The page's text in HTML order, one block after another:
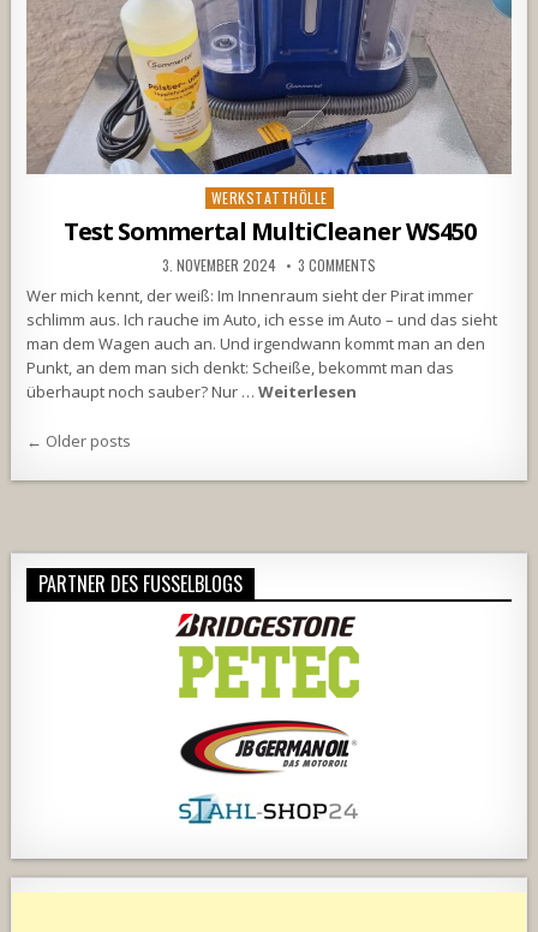
Posted
in
WERKSTATTHÖLLE
Test Sommertal MultiCleaner WS450
3. NOVEMBER 2024 3 COMMENTS
Wer mich kennt, der weiß: Im Innenraum sieht der Pirat immer
schlimm aus. Ich rauche im Auto, ich esse im Auto – und das sieht
man dem Wagen auch an. Und irgendwann kommt man an den
Punkt, an dem man sich denkt: Scheiße, bekommt man das
überhaupt noch sauber? Nur …Weiterlesen
Beitragsnavigation
← Older posts
PARTNER DES FUSSELBLOGS